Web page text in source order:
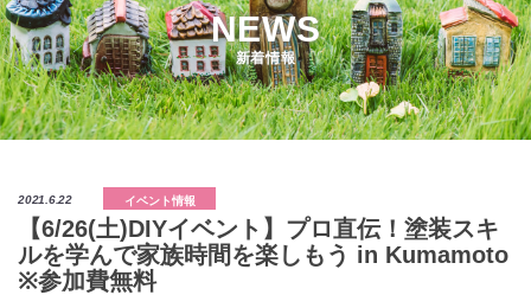
WHAT’S ギンナンスタイル？
銀杏開発について
ショールーム
NEWS
新着情報
2021.6.22 イベント情報
【6/26(土)DIYイベント】プロ直伝！塗装スキ
ルを学んで家族時間を楽しもう in Kumamoto
※参加費無料